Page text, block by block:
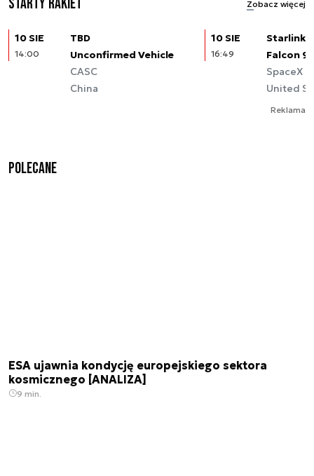
Zobacz więcej
10 SIE
14:00
TBD
Unconfirmed Vehicle
CASC
China
10 SIE
16:49
Starlink
Falcon 9
SpaceX
United
Reklama
Polecane
ESA ujawnia kondycję europejskiego sektora
kosmicznego [ANALIZA]
9 min.